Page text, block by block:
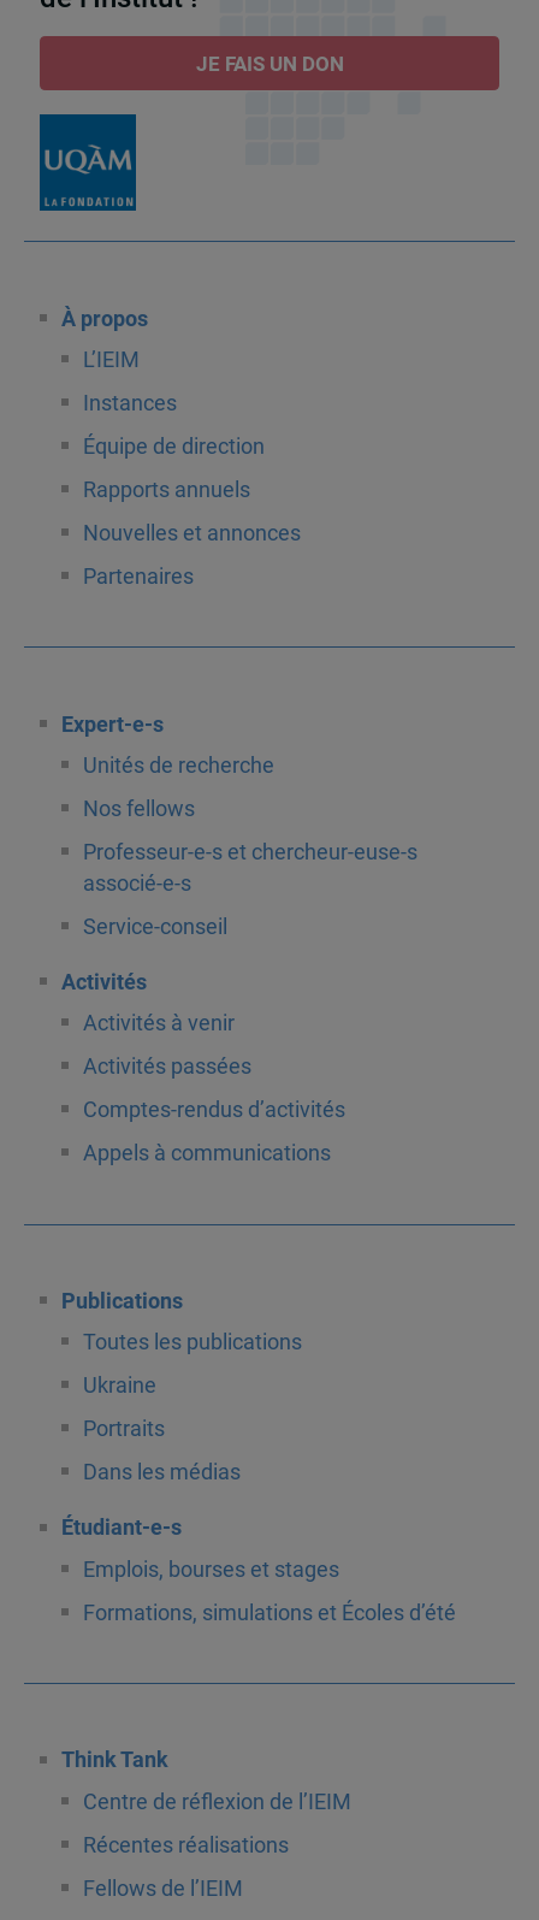
JE FAIS UN DON
À propos
L’IEIM
Instances
Équipe de direction
Rapports annuels
Nouvelles et annonces
Partenaires
Expert-e-s
Unités de recherche
Nos fellows
Professeur-e-s et chercheur-euse-s
associé-e-s
Service-conseil
Activités
Activités à venir
Activités passées
Comptes-rendus d’activités
Appels à communications
Publications
Toutes les publications
Ukraine
Portraits
Dans les médias
Étudiant-e-s
Emplois, bourses et stages
Formations, simulations et Écoles d’été
Think Tank
Centre de réflexion de l’IEIM
Récentes réalisations
Fellows de l’IEIM